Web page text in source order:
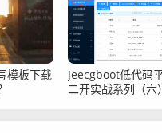
模板下载
Jeecgboot低代码
二开实战系列（六